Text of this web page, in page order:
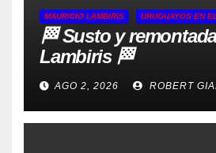
MAURICIO LAMBIRIS URUGUAYOS EN
🏁 Susto y
Lambiris 🏁
AGO 2, 2026 ROBERT